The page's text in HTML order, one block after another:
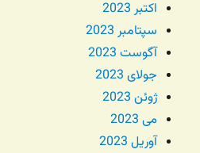
اکتبر 2023
سپتامبر 2023
آگوست 2023
جولای 2023
ژوئن 2023
می 2023
آوریل 2023